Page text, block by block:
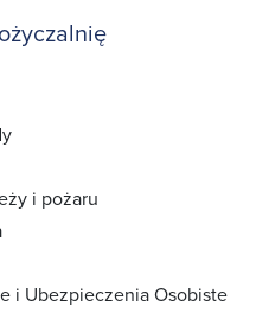
i pożaru
i Ubezpieczenia Osobiste